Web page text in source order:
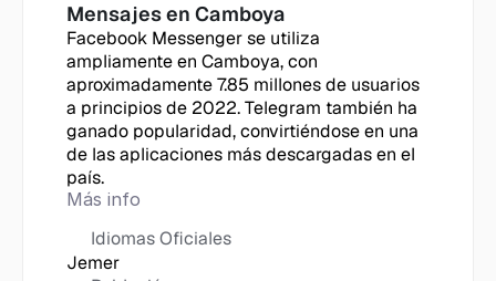
Mensajes en Camboya
Facebook Messenger se utiliza
ampliamente en Camboya, con
aproximadamente 7.85 millones de usuarios
a principios de 2022. Telegram también ha
ganado popularidad, convirtiéndose en una
de las aplicaciones más descargadas en el
país.
Más info
Idiomas Oficiales
Jemer